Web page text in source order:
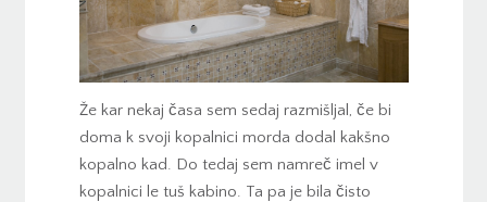
Že kar nekaj časa sem sedaj razmišljal, če bi
doma k svoji kopalnici morda dodal kakšno
kopalno kad. Do tedaj sem namreč imel v
kopalnici le tuš kabino. Ta pa je bila čisto